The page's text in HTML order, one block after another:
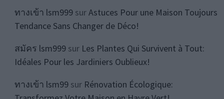
ทางเข้า lsm999surAstuces Pour une Maison Toujours
Tendance Sans Changer de Déco!
สมัคร lsm999sur Les Plantes Qui Survivent à Tout:
Idéales Pour les Jardiniers Oublieux!
ทางเข้า lsm99sur Rénovation Écologique: